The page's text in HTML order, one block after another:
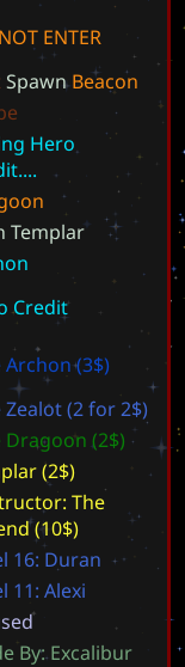
NOT ENTER
Spawn Beacon
e
ng Hero
it....
oon
Templar
on
Credit
Archon (3$)
Zealot(2for2$)
Dragoon (2$)
plar(2$)
ructor: The
nd(10$)
l 16: Duran
l 11: Alexi
sed
e By: Excalibur